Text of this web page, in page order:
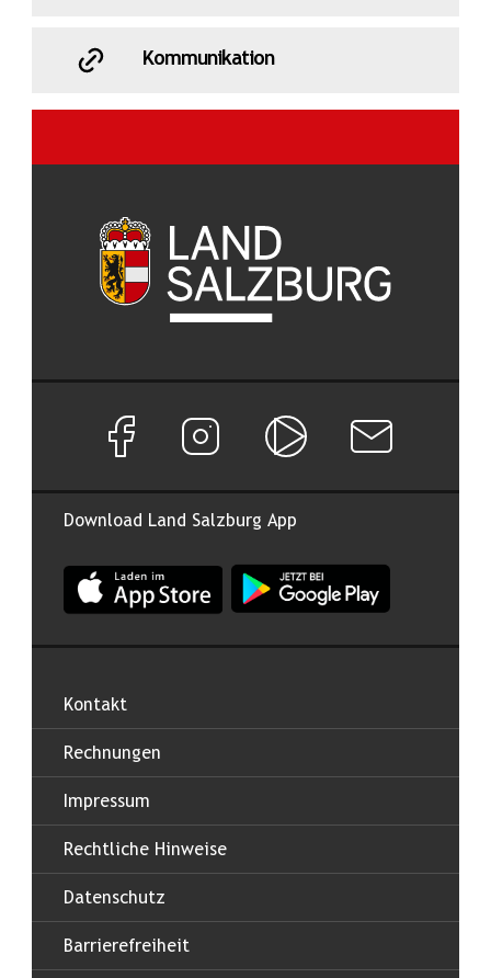
Kommunikation
Download Land Salzburg App
App Land Salzburg im Apple App Store
App Land Salzburg im
Facebook Seite von Land Salzburg
Instagram Seite von Land Salzburg
Salzburg ONNewsletter
Kontakt
Rechnungen
Impressum
Rechtliche Hinweise
Datenschutz
Barrierefreiheit